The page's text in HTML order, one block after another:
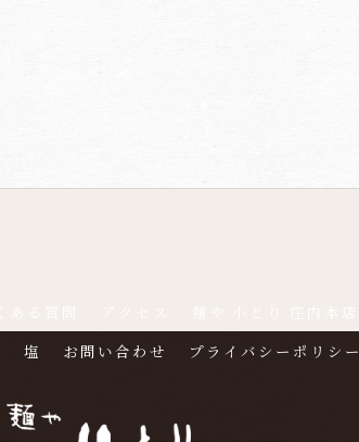
塩 お問い合わせ プライバシーポリシー